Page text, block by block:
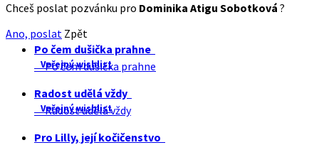
Chceš poslat pozvánku pro Dominika Atigu Sobotková ?
Ano, poslat Zpět
Po čem dušička prahne
Veřejný wishlist
Po čem dušička prahne
Radost udělá vždy
Veřejný wishlist
Radost udělá vždy
Pro Lilly, její kočičenstvo